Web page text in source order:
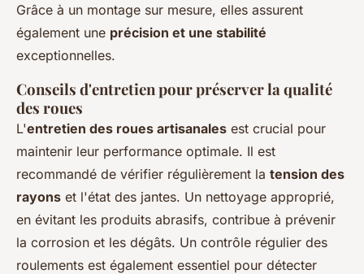
Grâce à un montage sur mesure, elles assurent
également une précision et une stabilité
exceptionnelles.
Conseils d'entretien pour préserver la qualité
des roues
L'entretien des roues artisanales est crucial pour
maintenir leur performance optimale. Il est
recommandé de vérifier régulièrement la tension des
rayons et l'état des jantes. Un nettoyage approprié,
en évitant les produits abrasifs, contribue à prévenir
la corrosion et les dégâts. Un contrôle régulier des
roulements est également essentiel pour détecter